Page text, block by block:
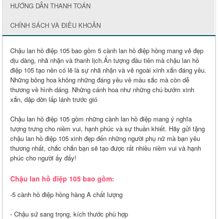
HƯỚNG DẪN THANH TOÁN
CHÍNH SÁCH VÀ ĐIỀU KHOẢN
Chậu lan hồ điệp 105 bao gồm 5 cành lan hồ điệp hồng mang vẻ đẹp
dịu dàng, nhã nhặn và thanh lịch.Ấn tượng đầu tiên mà chậu lan hồ
điệp 105 tạo nên có lẽ là sự nhã nhặn và vẻ ngoài xinh xắn đáng yêu.
Những bông hoa không những đáng yêu về màu sắc mà còn dễ
thương về hình dáng. Những cánh hoa như những chú bướm xinh
xắn, dập dờn lấp lánh trước gió
Chậu lan hồ điệp 105 gồm những cành lan hồ điệp mang ý nghĩa
tượng trưng cho niềm vui, hạnh phúc và sự thuần khiết. Hãy gửi tặng
chậu lan hồ điệp 105 xinh đẹp đến những người phụ nữ mà bạn yêu
thương nhất, chắc chắn bạn sẽ tạo được rất nhiều niềm vui và hạnh
phúc cho người ấy đấy!
Chậu lan hồ điệp 105 bao gồm:
-5 cành hồ điệp hồng hàng A chất lượng
- Chậu sứ sang trọng, kích thước phù hợp